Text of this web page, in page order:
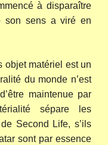
à disparaître
son sens a viré en
objet matériel est un
du monde n’est
maintenue par
sépare les
Second Life, s’ils
sont par essence